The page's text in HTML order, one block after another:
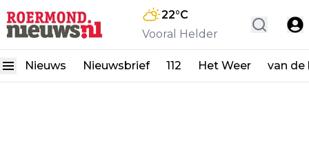
22°C
Vooral Helder
Nieuws Nieuwsbrief 112 Het Weer van de